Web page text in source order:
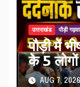
उत्तराखंड पौड़ी
पौड़ी में
के 5 लोगों
घायल…
AUG 7,